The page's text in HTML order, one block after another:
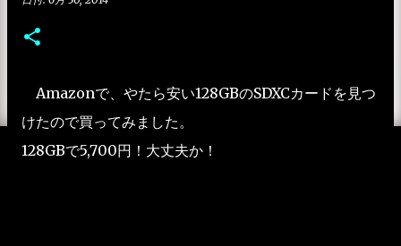
Amazonで、やたら安い128GBのSDXCカードを見つ
けたので買ってみました。
128GBで5,700円！大丈夫か！